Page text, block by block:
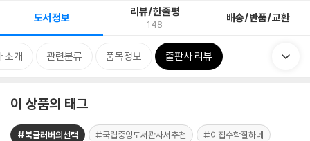
도서정보 리뷰/한줄평
148 배송/반품/교환
소개 관련분류 품목정보 출판사 리뷰
이 상품의 태그
#북클러버의선택 #국립중앙도서관사서추천 #이집수학잘하네